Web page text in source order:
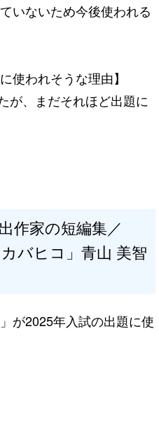
いないため今後使われる
使われそうな理由】
が、まだそれほど出題に
作家の短編集／
バヒコ」青山 美智
が2025年入試の出題に使